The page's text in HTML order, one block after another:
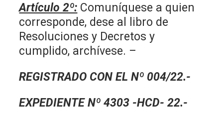
Artículo 2º: Comuníquese a quien
corresponde, dese al libro de
Resoluciones y Decretos y
cumplido, archívese. –
REGISTRADO CON EL Nº 004/22.-
EXPEDIENTE Nº 4303 -HCD- 22.-